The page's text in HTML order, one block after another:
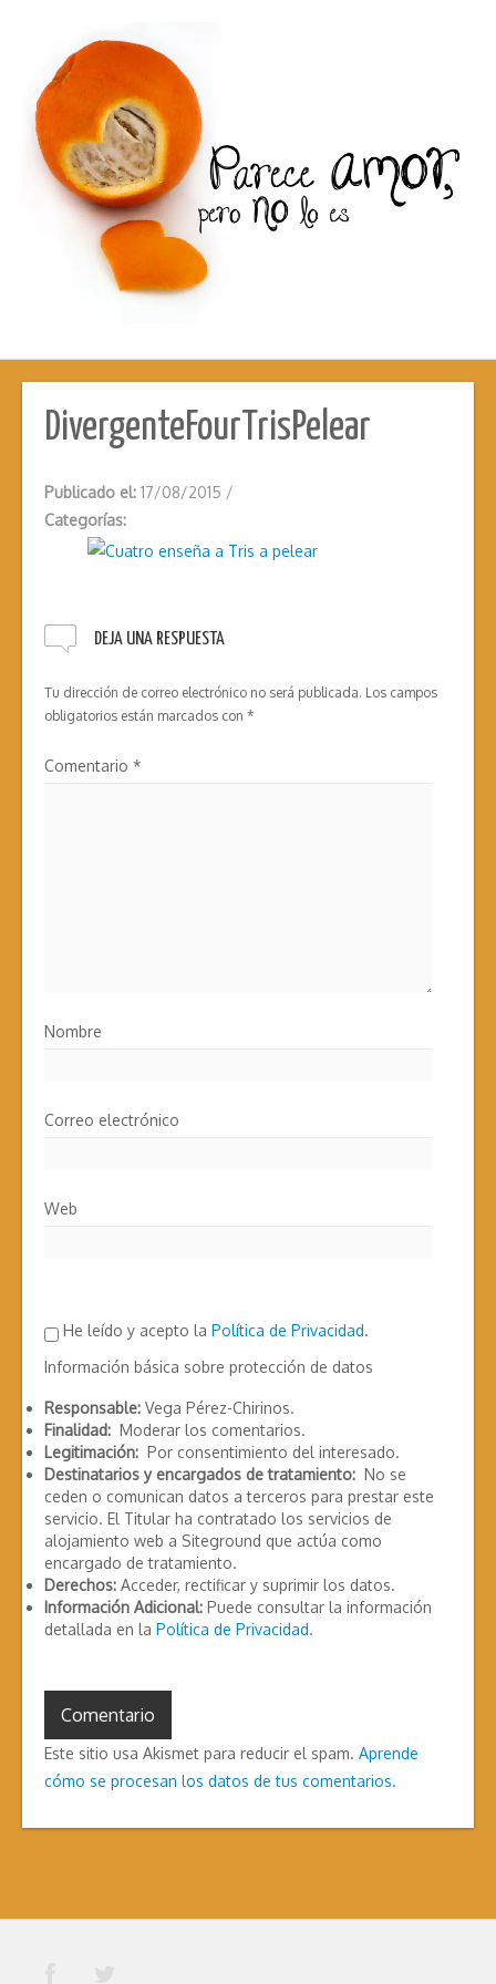
DivergenteFourTrisPelear
Publicado el: 17/08/2015 /
Categorías:
DEJA UNA RESPUESTA
Tu dirección de correo electrónico no será publicada. Los campos
obligatorios están marcados con *
Comentario *
Nombre
Correo electrónico
Web
He leído y acepto la Política de Privacidad.
Información básica sobre protección de datos
Responsable: Vega Pérez-Chirinos.
Finalidad: Moderar los comentarios.
Legitimación: Por consentimiento del interesado.
Destinatarios y encargados de tratamiento: No se
ceden o comunican datos a terceros para prestar este
servicio. El Titular ha contratado los servicios de
alojamiento web a Siteground que actúa como
encargado de tratamiento.
Derechos: Acceder, rectificar y suprimir los datos.
Información Adicional: Puede consultar la información
detallada en la Política de Privacidad.
Este sitio usa Akismet para reducir el spam. Aprende
cómo se procesan los datos de tus comentarios.